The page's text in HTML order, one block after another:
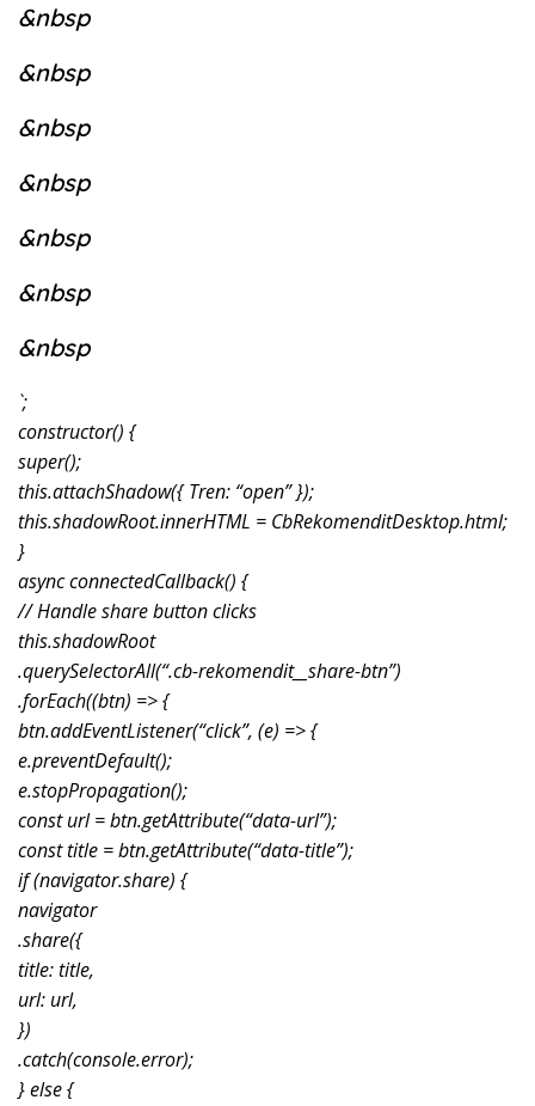
&nbsp
&nbsp
&nbsp
&nbsp
&nbsp
&nbsp
&nbsp
`;
constructor() {
super();
this.attachShadow({ Tren: “open” });
this.shadowRoot.innerHTML = CbRekomenditDesktop.html;
}
async connectedCallback() {
// Handle share button clicks
this.shadowRoot
.querySelectorAll(“.cb-rekomendit__share-btn”)
.forEach((btn) => {
btn.addEventListener(“click”, (e) => {
e.preventDefault();
e.stopPropagation();
const url = btn.getAttribute(“data-url”);
const title = btn.getAttribute(“data-title”);
if (navigator.share) {
navigator
.share({
title: title,
url: url,
})
.catch(console.error);
} else {